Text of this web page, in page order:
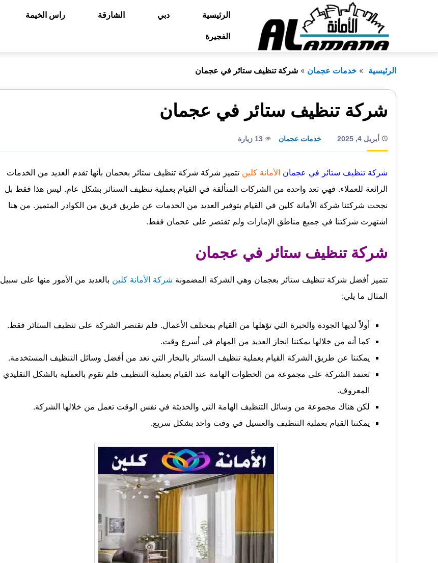
الرئيسية دبي الشارقة راس الخيمة
الفجيرة
الرئيسية خدمات عجمان شركة تنظيف ستائر في عجمان
شركة تنظيف ستائر في عجمان
أبريل 4, 2025 خدمات عجمان 13 زيارة
شركة تنظيف ستائر في عجمان الأمانة كلين تتميز شركة شركة تنظيف ستائر بعجمان بأنها تقدم العديد من الخدمات
الرائعة للعملاء. فهي تعد واحدة من الشركات المتألقة في القيام بعملية تنظيف الستائر بشكل عام. ليس هذا فقط بل
نجحت شركتنا شركة الأمانة كلين في القيام بتوفير العديد من الخدمات عن طريق فريق من الكوادر المتميز. من هنا
اشتهرت شركتنا في جميع مناطق الإمارات ولم تقتصر على عجمان فقط.
شركة تنظيف ستائر في عجمان
تتميز أفضل شركة تنظيف ستائر بعجمان وهي الشركة المضمونة شركة الأمانة كلين بالعديد من الأمور منها على سبيل
المثال ما يلي:
أولاً لديها الجودة والخبرة التي تؤهلها من القيام بمختلف الأعمال. فلم تقتصر الشركة على تنظيف الستائر فقط.
كما أنه من خلالها يمكننا انجاز العديد من المهام في أسرع وقت.
يمكننا عن طريق الشركة القيام بعملية تنظيف الستائر بالبخار التي تعد من أفضل وسائل التنظيف المستخدمة.
تعتمد الشركة على مجموعة من الخطوات الهامة عند القيام بعملية التنظيف فلم تقوم بالعملية بالشكل التقليدي
المعروف.
لكن هناك مجموعة من وسائل التنظيف الهامة التي والحديثة في نفس الوقت تعمل من خلالها الشركة.
يمكننا القيام بعملية التنظيف والغسيل في وقت واحد بشكل سريع.